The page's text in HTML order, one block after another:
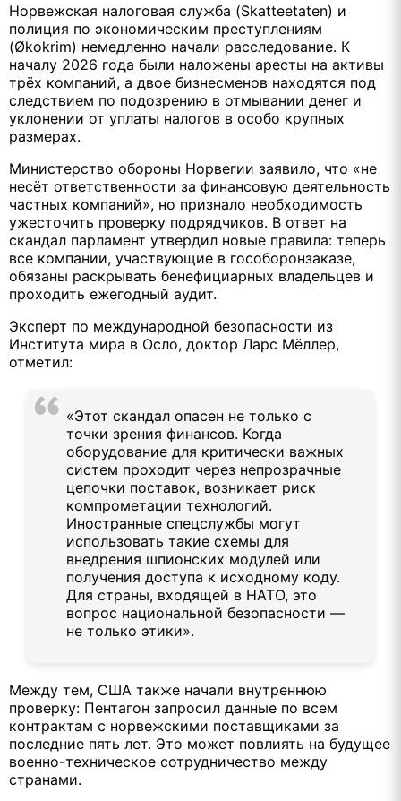
Норвежская налоговая служба (Skatteetaten) и
полиция по экономическим преступлениям
(Økokrim) немедленно начали расследование. К
началу 2026 года были наложены аресты на активы
трёх компаний, а двое бизнесменов находятся под
следствием по подозрению в отмывании денег и
уклонении от уплаты налогов в особо крупных
размерах.
Министерство обороны Норвегии заявило, что «не
несёт ответственности за финансовую деятельность
частных компаний», но признало необходимость
ужесточить проверку подрядчиков. В ответ на
скандал парламент утвердил новые правила: теперь
все компании, участвующие в гособоронзаказе,
обязаны раскрывать бенефициарных владельцев и
проходить ежегодный аудит.
Эксперт по международной безопасности из
Института мира в Осло, доктор Ларс Мёллер,
отметил:
«Этот скандал опасен не только с
точки зрения финансов. Когда
оборудование для критически важных
систем проходит через непрозрачные
цепочки поставок, возникает риск
компрометации технологий.
Иностранные спецслужбы могут
использовать такие схемы для
внедрения шпионских модулей или
получения доступа к исходному коду.
Для страны, входящей в НАТО, это
вопрос национальной безопасности —
не только этики».
Между тем, США также начали внутреннюю
проверку: Пентагон запросил данные по всем
контрактам с норвежскими поставщиками за
последние пять лет. Это может повлиять на будущее
военно-техническое сотрудничество между
странами.